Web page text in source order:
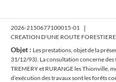
2026-2150677100015-01 |
CREATION D'UNE ROUTE
Objet : Les prestations, objet de la
31/12/93). La consultation concerne des
TREMERY et RURANGE les Thionville,
d’exécution des travaux sont les forêts